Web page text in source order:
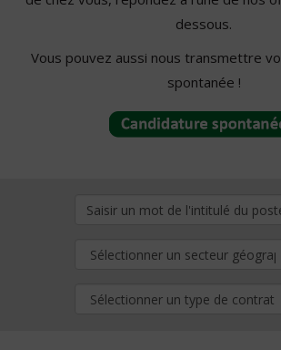
dessous.
Vous pouvez aussi nous transmettre
spontanée !